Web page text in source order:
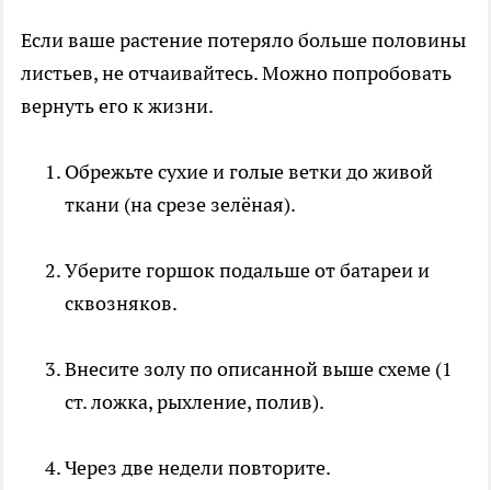
Если ваше растение потеряло больше половины
листьев, не отчаивайтесь. Можно попробовать
вернуть его к жизни.
Обрежьте сухие и голые ветки до живой
ткани (на срезе зелёная).
Уберите горшок подальше от батареи и
сквозняков.
Внесите золу по описанной выше схеме (1
ст. ложка, рыхление, полив).
Через две недели повторите.